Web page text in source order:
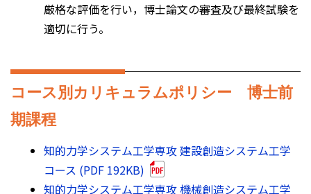
厳格な評価を行い，博士論文の審査及び最終試験を
適切に行う。
コース別カリキュラムポリシー 博士前
期課程
知的力学システム工学専攻 建設創造システム工学
コース (PDF 192KB)
知的力学システム工学専攻 機械創造システム工学